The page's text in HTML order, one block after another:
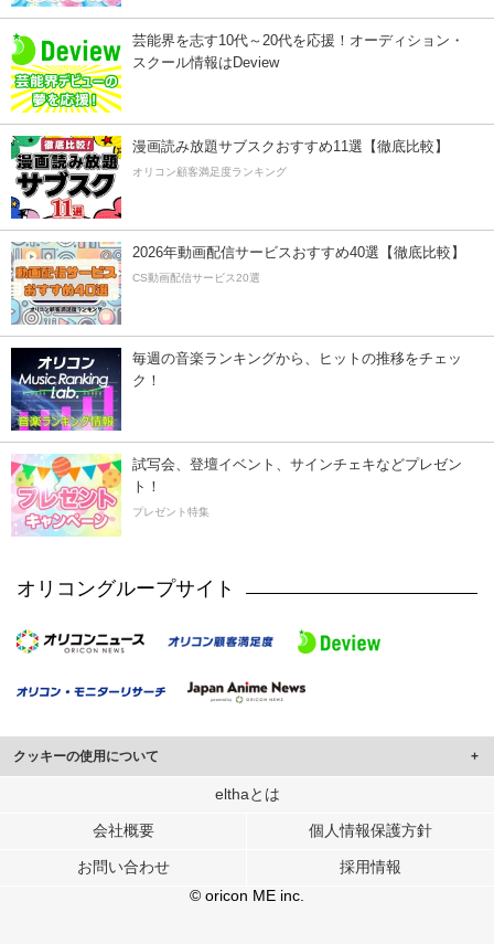
芸能界を志す10代～20代を応援！オーディション・
スクール情報はDeview
漫画読み放題サブスクおすすめ11選【徹底比較】
オリコン顧客満足度ランキング
2026年動画配信サービスおすすめ40選【徹底比較】
CS動画配信サービス20選
毎週の音楽ランキングから、ヒットの推移をチェッ
ク！
試写会、登壇イベント、サインチェキなどプレゼン
ト！
プレゼント特集
オリコングループサイト
クッキーの使用について
このサイトでは Cookie を使用して、ユーザーに合わせたコンテンツや広告の
行っています。
メディアや広告配信、データ解析の各パートナーに提供しています。
各パートナーは、この情報とユーザーが各パートナーに提供した他の情報や、
ユーザーが各パートナーのサービスを使用したときに収集した他の情報を組み
elthaとは
会社概要 個人情報保護方針
お問い合わせ
採用情報
© oricon ME inc.